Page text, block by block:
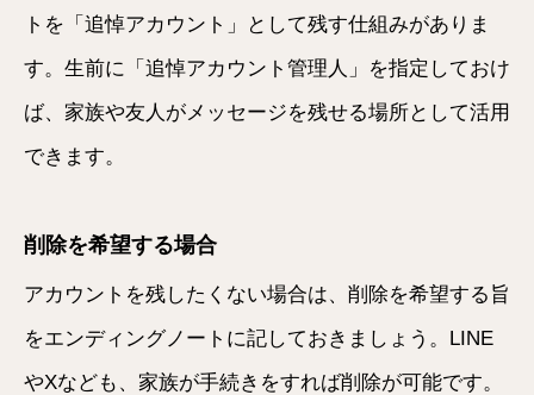
トを「追悼アカウント」として残す仕組みがありま
す。生前に「追悼アカウント管理人」を指定しておけ
ば、家族や友人がメッセージを残せる場所として活用
できます。
削除を希望する場合
アカウントを残したくない場合は、削除を希望する旨
をエンディングノートに記しておきましょう。LINE
やXなども、家族が手続きをすれば削除が可能です。